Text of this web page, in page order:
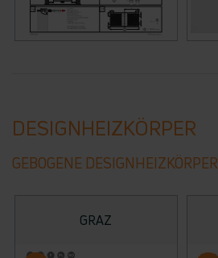
DESIGNHEIZKÖRPER
GEBOGENE DESIGNHEIZKÖRPER
GRAZ